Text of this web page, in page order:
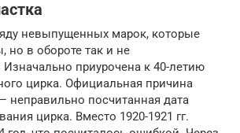
невыпущенных марок, которые
но в обороте так и не
приурочена к 40-летию
цирка. Официальная причина
неправильно посчитанная дата
цирка. Вместо 1920-1921 гг.